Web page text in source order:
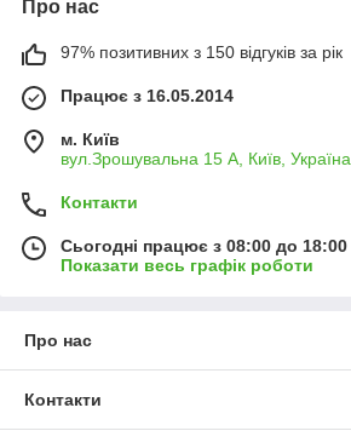
Про нас
97% позитивних з 150 відгуків за рік
Працює з 16.05.2014
м. Київ
вул.Зрошувальна 15 А, Київ, Україна
Контакти
Сьогодні працює з 08:00 до 18:00
Показати весь графік роботи
Про нас
Контакти